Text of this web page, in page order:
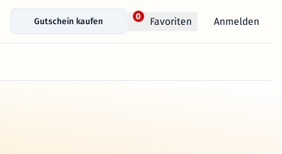
Gutschein kaufen
0 Favoriten Anmelden